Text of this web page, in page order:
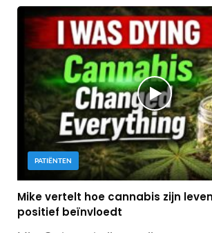
PATIËNTEN
Mike vertelt hoe cannabis zijn
positief beïnvloedt